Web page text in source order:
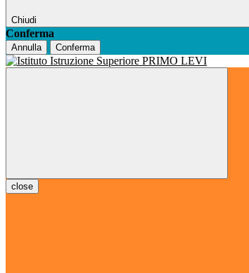
Chiudi
Conferma
Annulla Conferma
close